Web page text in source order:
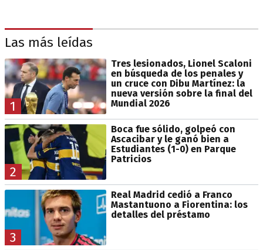
Las más leídas
1
Tres lesionados, Lionel Scaloni
en búsqueda de los penales y
un cruce con Dibu Martínez: la
nueva versión sobre la final del
Mundial 2026
2
Boca fue sólido, golpeó con
Ascacibar y le ganó bien a
Estudiantes (1-0) en Parque
Patricios
3
Real Madrid cedió a Franco
Mastantuono a Fiorentina: los
detalles del préstamo